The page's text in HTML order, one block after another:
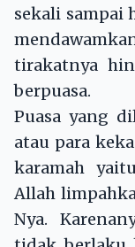
sekali sampai
tirakatnya
berpuasa.
Puasa yang
atau para
karamah
Allah
Nya.